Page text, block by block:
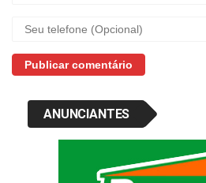
ANUNCIANTES